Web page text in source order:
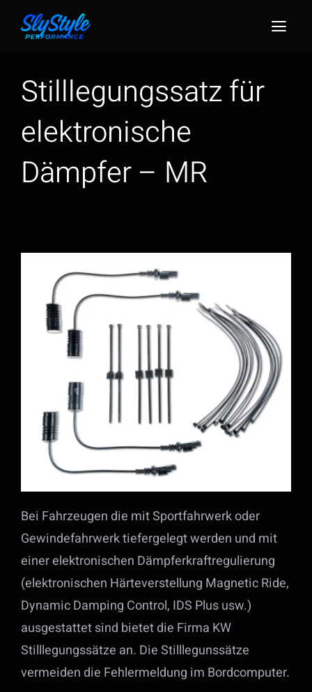
Inhalt
Stilllegungssatz für
elektronische
Dämpfer – MR
Bei Fahrzeugen die mit Sportfahrwerk oder
Gewindefahrwerk tiefergelegt werden und mit
einer elektronischen Dämpferkraftregulierung
(elektronischen Härteverstellung Magnetic Ride,
Dynamic Damping Control, IDS Plus usw.)
ausgestattet sind bietet die Firma KW
Stilllegungssätze an. Die Stilllegunssätze
vermeiden die Fehlermeldung im Bordcomputer.